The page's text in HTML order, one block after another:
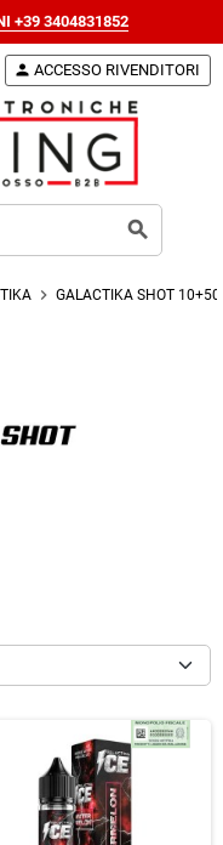
+39 3404831852
search
person ACCESSO RIVENDITORI
chevron_right GALACTIKA SHOT